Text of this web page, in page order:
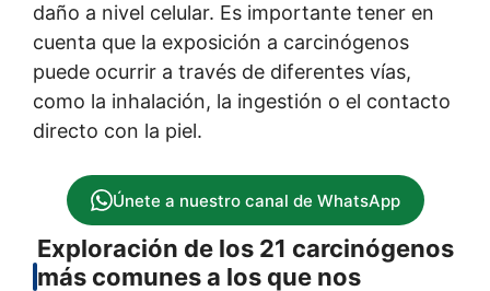
daño a nivel celular. Es importante tener en
cuenta que la exposición a carcinógenos
puede ocurrir a través de diferentes vías,
como la inhalación, la ingestión o el contacto
directo con la piel.
Únete a nuestro canal de WhatsApp
Exploración de los 21 carcinógenos
más comunes a los que nos